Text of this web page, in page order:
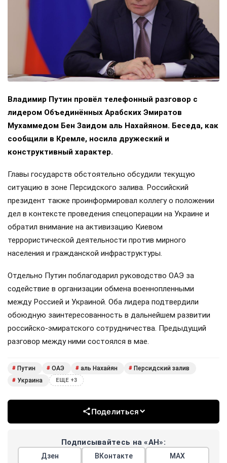
Владимир Путин провёл телефонный разговор с
лидером Объединённых Арабских Эмиратов
Мухаммедом Бен Заидом аль Нахайяном. Беседа, как
сообщили в Кремле, носила дружеский и
конструктивный характер.
Главы государств обстоятельно обсудили текущую
ситуацию в зоне Персидского залива. Российский
президент также проинформировал коллегу о положении
дел в контексте проведения спецоперации на Украине и
обратил внимание на активизацию Киевом
террористической деятельности против мирного
населения и гражданской инфраструктуры.
Отдельно Путин поблагодарил руководство ОАЭ за
содействие в организации обмена военнопленными
между Россией и Украиной. Оба лидера подтвердили
обоюдную заинтересованность в дальнейшем развитии
российско-эмиратского сотрудничества. Предыдущий
разговор между ними состоялся в мае.
# Путин # ОАЭ # аль Нахайян # Персидский залив
# Украина ЕЩЕ +3
Поделиться
Подписывайтесь на «АН»:
Дзен ВКонтакте МАХ